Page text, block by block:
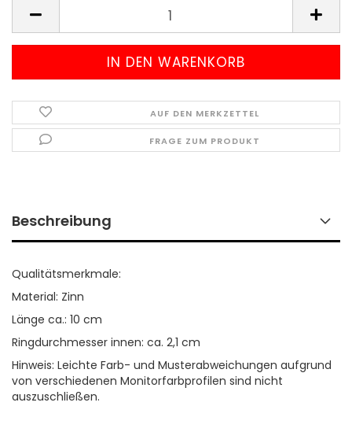
AUF DEN MERKZETTEL
FRAGE ZUM PRODUKT
Beschreibung
Qualitätsmerkmale:
Material: Zinn
Länge ca.: 10 cm
Ringdurchmesser innen: ca. 2,1 cm
Hinweis: Leichte Farb- und Musterabweichungen aufgrund
von verschiedenen Monitorfarbprofilen sind nicht
auszuschließen.